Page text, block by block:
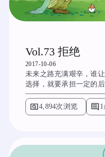
Vol.73 拒绝
2017-10-06
未来之路充满艰辛，谁
选择，就要承担一定的后
pageview4,894次浏览 comment